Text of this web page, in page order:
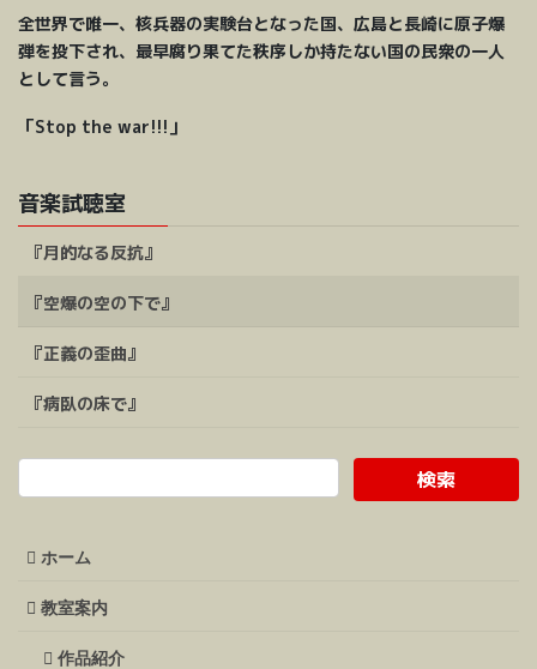
全世界で唯一、核兵器の実験台となった国、広島と長崎に原子爆
弾を投下され、最早腐り果てた秩序しか持たない国の民衆の一人
として言う。
「Stop the war!!!」
音楽試聴室
『月的なる反抗』
『空爆の空の下で』
『正義の歪曲』
『病臥の床で』
ホーム
教室案内
作品紹介